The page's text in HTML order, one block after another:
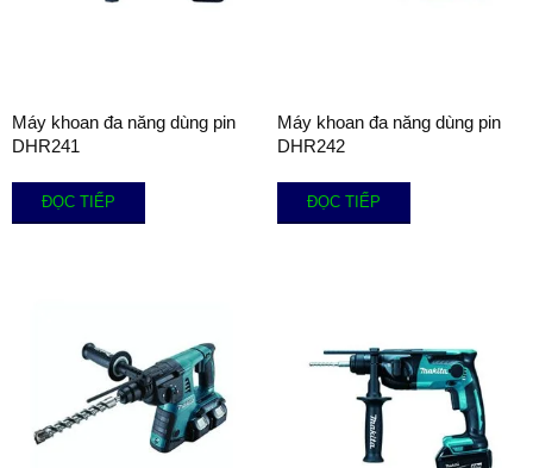
Máy khoan đa năng dùng pin
DHR241
ĐỌC TIẾP
Máy khoan đa năng dùng pin
DHR242
ĐỌC TIẾP